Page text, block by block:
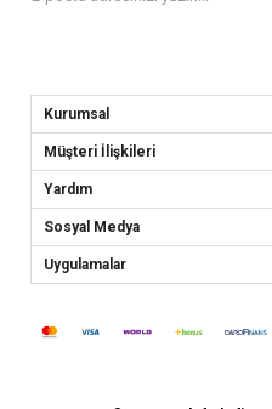
Kurumsal
Müşteri İlişkileri
Yardım
Sosyal Medya
Uygulamalar